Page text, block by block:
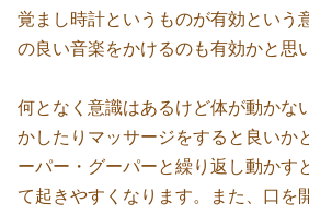
覚まし時計というものが有効という
の良い音楽をかけるのも有効かと思
何となく意識はあるけど体が動かな
かしたりマッサージをすると良いか
ーパー・グーパーと繰り返し動かす
て起きやすくなります。また、口を